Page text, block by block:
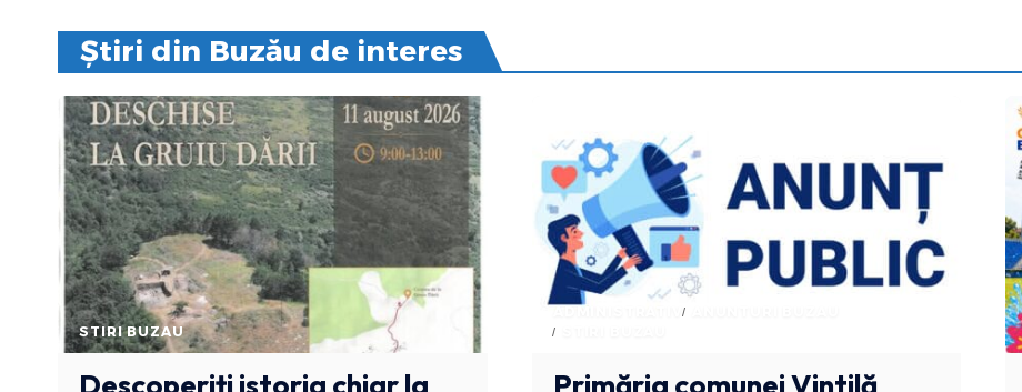
Știri din Buzău de interes
STIRI BUZAU
ADMINISTRATIV